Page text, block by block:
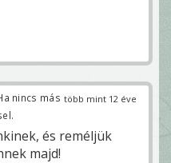
több mint 12 éve
nincs más
és reméljük
majd!